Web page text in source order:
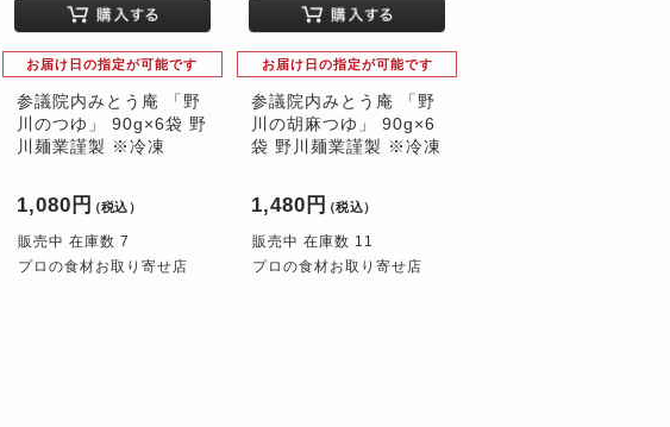
お届け日の指定が可能です
参議院内みとう庵 「野
川のつゆ」 90g×6袋 野
川麺業謹製 ※冷凍
1,080円（税込）
販売中 在庫数 7
プロの食材お取り寄せ店
お届け日の指定が可能です
参議院内みとう庵 「野
川の胡麻つゆ」 90g×6
袋 野川麺業謹製 ※冷凍
1,480円 （税込）
販売中 在庫数 11
プロの食材お取り寄せ店